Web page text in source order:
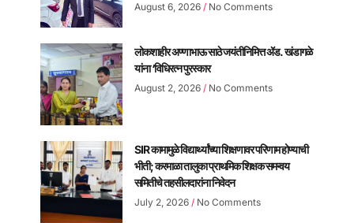
August 6, 2026 No Comments
लोकशाहीर अण्णाभाऊ साठे जयंतीनिमित्त ॲड. खंडागळे
यांना ‘विधिरत्न पुरस्कार
August 2, 2026 No Comments
SIR कामामुळे विद्यार्थ्यांच्या शिक्षणावर परिणाम होण्याची
भीती; करमाळा तालुका प्राथमिक शिक्षक समन्वय
समितीचे तहसीलदारांना निवेदन
July 2, 2026 No Comments